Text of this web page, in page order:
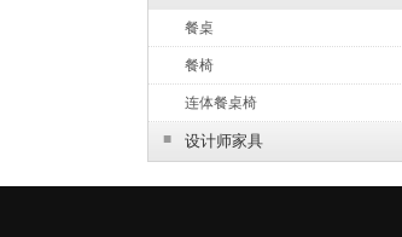
餐桌
餐椅
连体餐桌椅
■ 设计师家具